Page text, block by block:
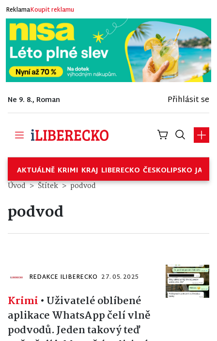
ReklamaKoupit reklamu
Ne 9. 8., Roman Přihlásit se
AKTUÁLNĚ KRIMI KRAJ LIBERECKO ČESKOLIPSKO
Úvod Štítek podvod
podvod
REDAKCE ILIBERECKO 27. 05. 2025
Krimi • Uživatelé oblíbené
aplikace WhatsApp čelí vlně
podvodů. Jeden takový teď